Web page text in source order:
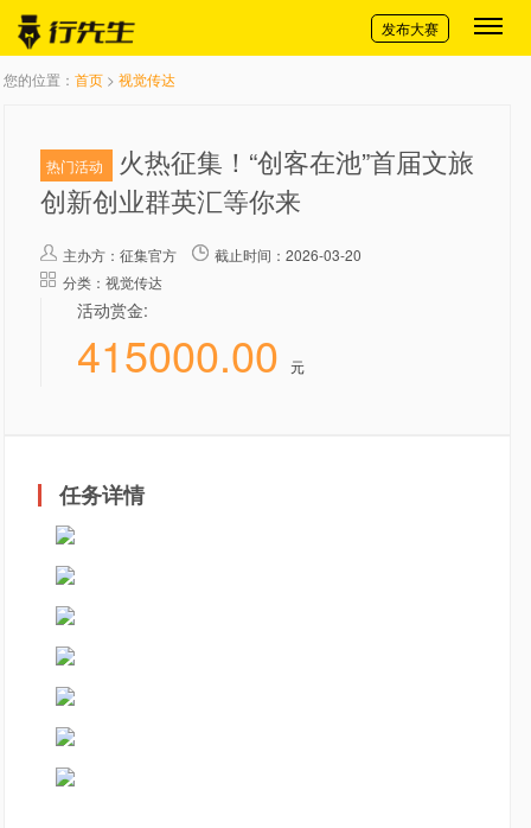
切换导航
发布大赛
您的位置： 首页 > 视觉传达
热门活动
火热征集！“创客在池”首届文旅
创新创业群英汇等你来
主办方： 征集官方
截止时间：2026-03-20
分类：视觉传达
活动赏金:
415000.00 元
任务详情